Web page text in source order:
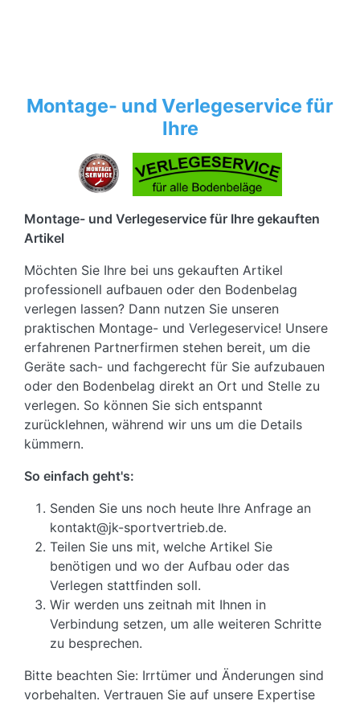
Montage- und Verlegeservice für
Ihre
Montage- und Verlegeservice für Ihre gekauften
Artikel
Möchten Sie Ihre bei uns gekauften Artikel
professionell aufbauen oder den Bodenbelag
verlegen lassen? Dann nutzen Sie unseren
praktischen Montage- und Verlegeservice! Unsere
erfahrenen Partnerfirmen stehen bereit, um die
Geräte sach- und fachgerecht für Sie aufzubauen
oder den Bodenbelag direkt an Ort und Stelle zu
verlegen. So können Sie sich entspannt
zurücklehnen, während wir uns um die Details
kümmern.
So einfach geht's:
Senden Sie uns noch heute Ihre Anfrage an
kontakt@jk-sportvertrieb.de.
Teilen Sie uns mit, welche Artikel Sie
benötigen und wo der Aufbau oder das
Verlegen stattfinden soll.
Wir werden uns zeitnah mit Ihnen in
Verbindung setzen, um alle weiteren Schritte
zu besprechen.
Bitte beachten Sie: Irrtümer und Änderungen sind
vorbehalten. Vertrauen Sie auf unsere Expertise